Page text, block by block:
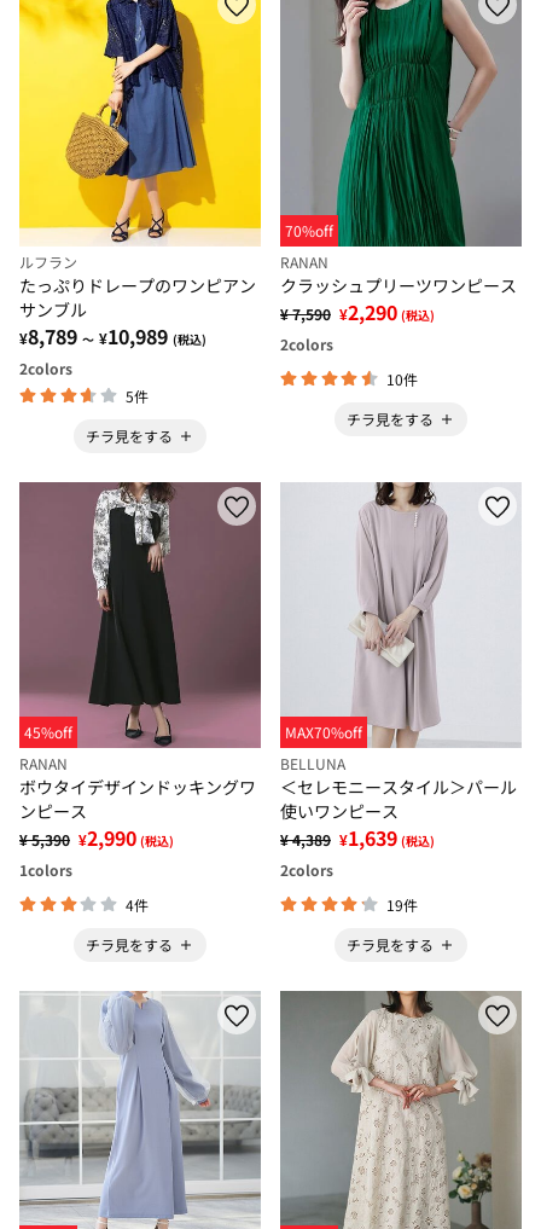
ルフラン
たっぷりドレープのワンピアン
サンブル
¥8,789 ～ ¥10,989 (税込)
2colors
5件
チラ見をする
70%off
RANAN
クラッシュプリーツワンピース
¥ 7,590 ¥2,290 (税込)
2colors
10件
チラ見をする
45%off
RANAN
ボウタイデザインドッキングワ
ンピース
¥ 5,390 ¥2,990 (税込)
1colors
4件
チラ見をする
MAX70%off
BELLUNA
＜セレモニースタイル＞パール
使いワンピース
¥ 4,389 ¥1,639 (税込)
2colors
19件
チラ見をする